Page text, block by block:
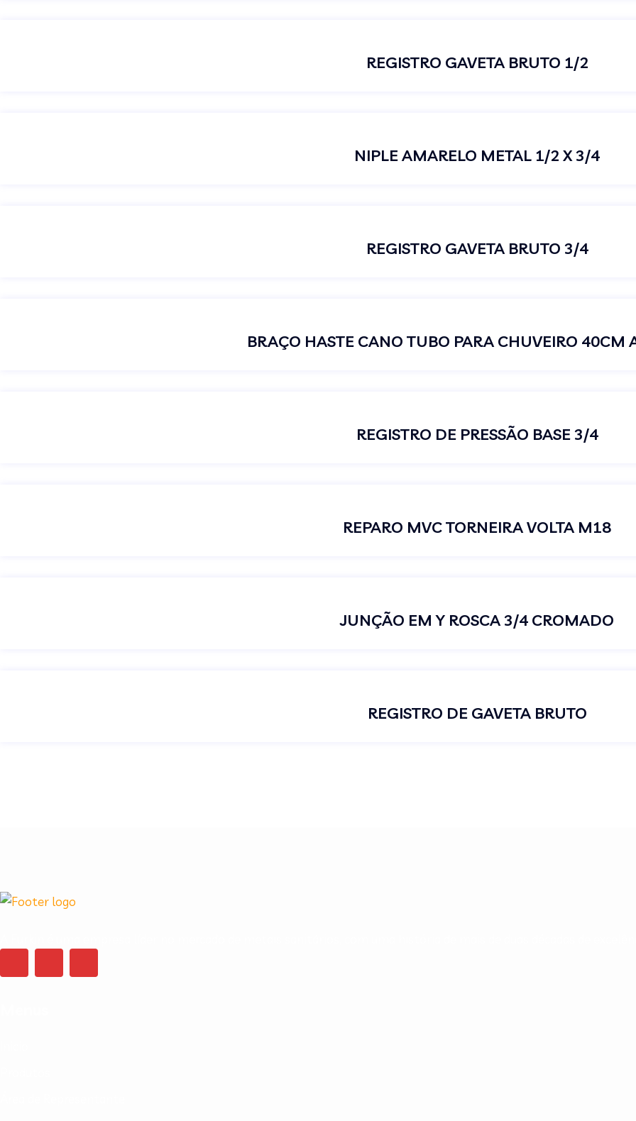
REGISTRO GAVETA BRUTO 1/2
NIPLE AMARELO METAL 1/2 X 3/4
REGISTRO GAVETA BRUTO 3/4
BRAÇO HASTE CANO TUBO PARA CHUVEIRO 40CM
REGISTRO DE PRESSÃO BASE 3/4
REPARO MVC TORNEIRA VOLTA M18
JUNÇÃO EM Y ROSCA 3/4 CROMADO
REGISTRO DE GAVETA BRUTO